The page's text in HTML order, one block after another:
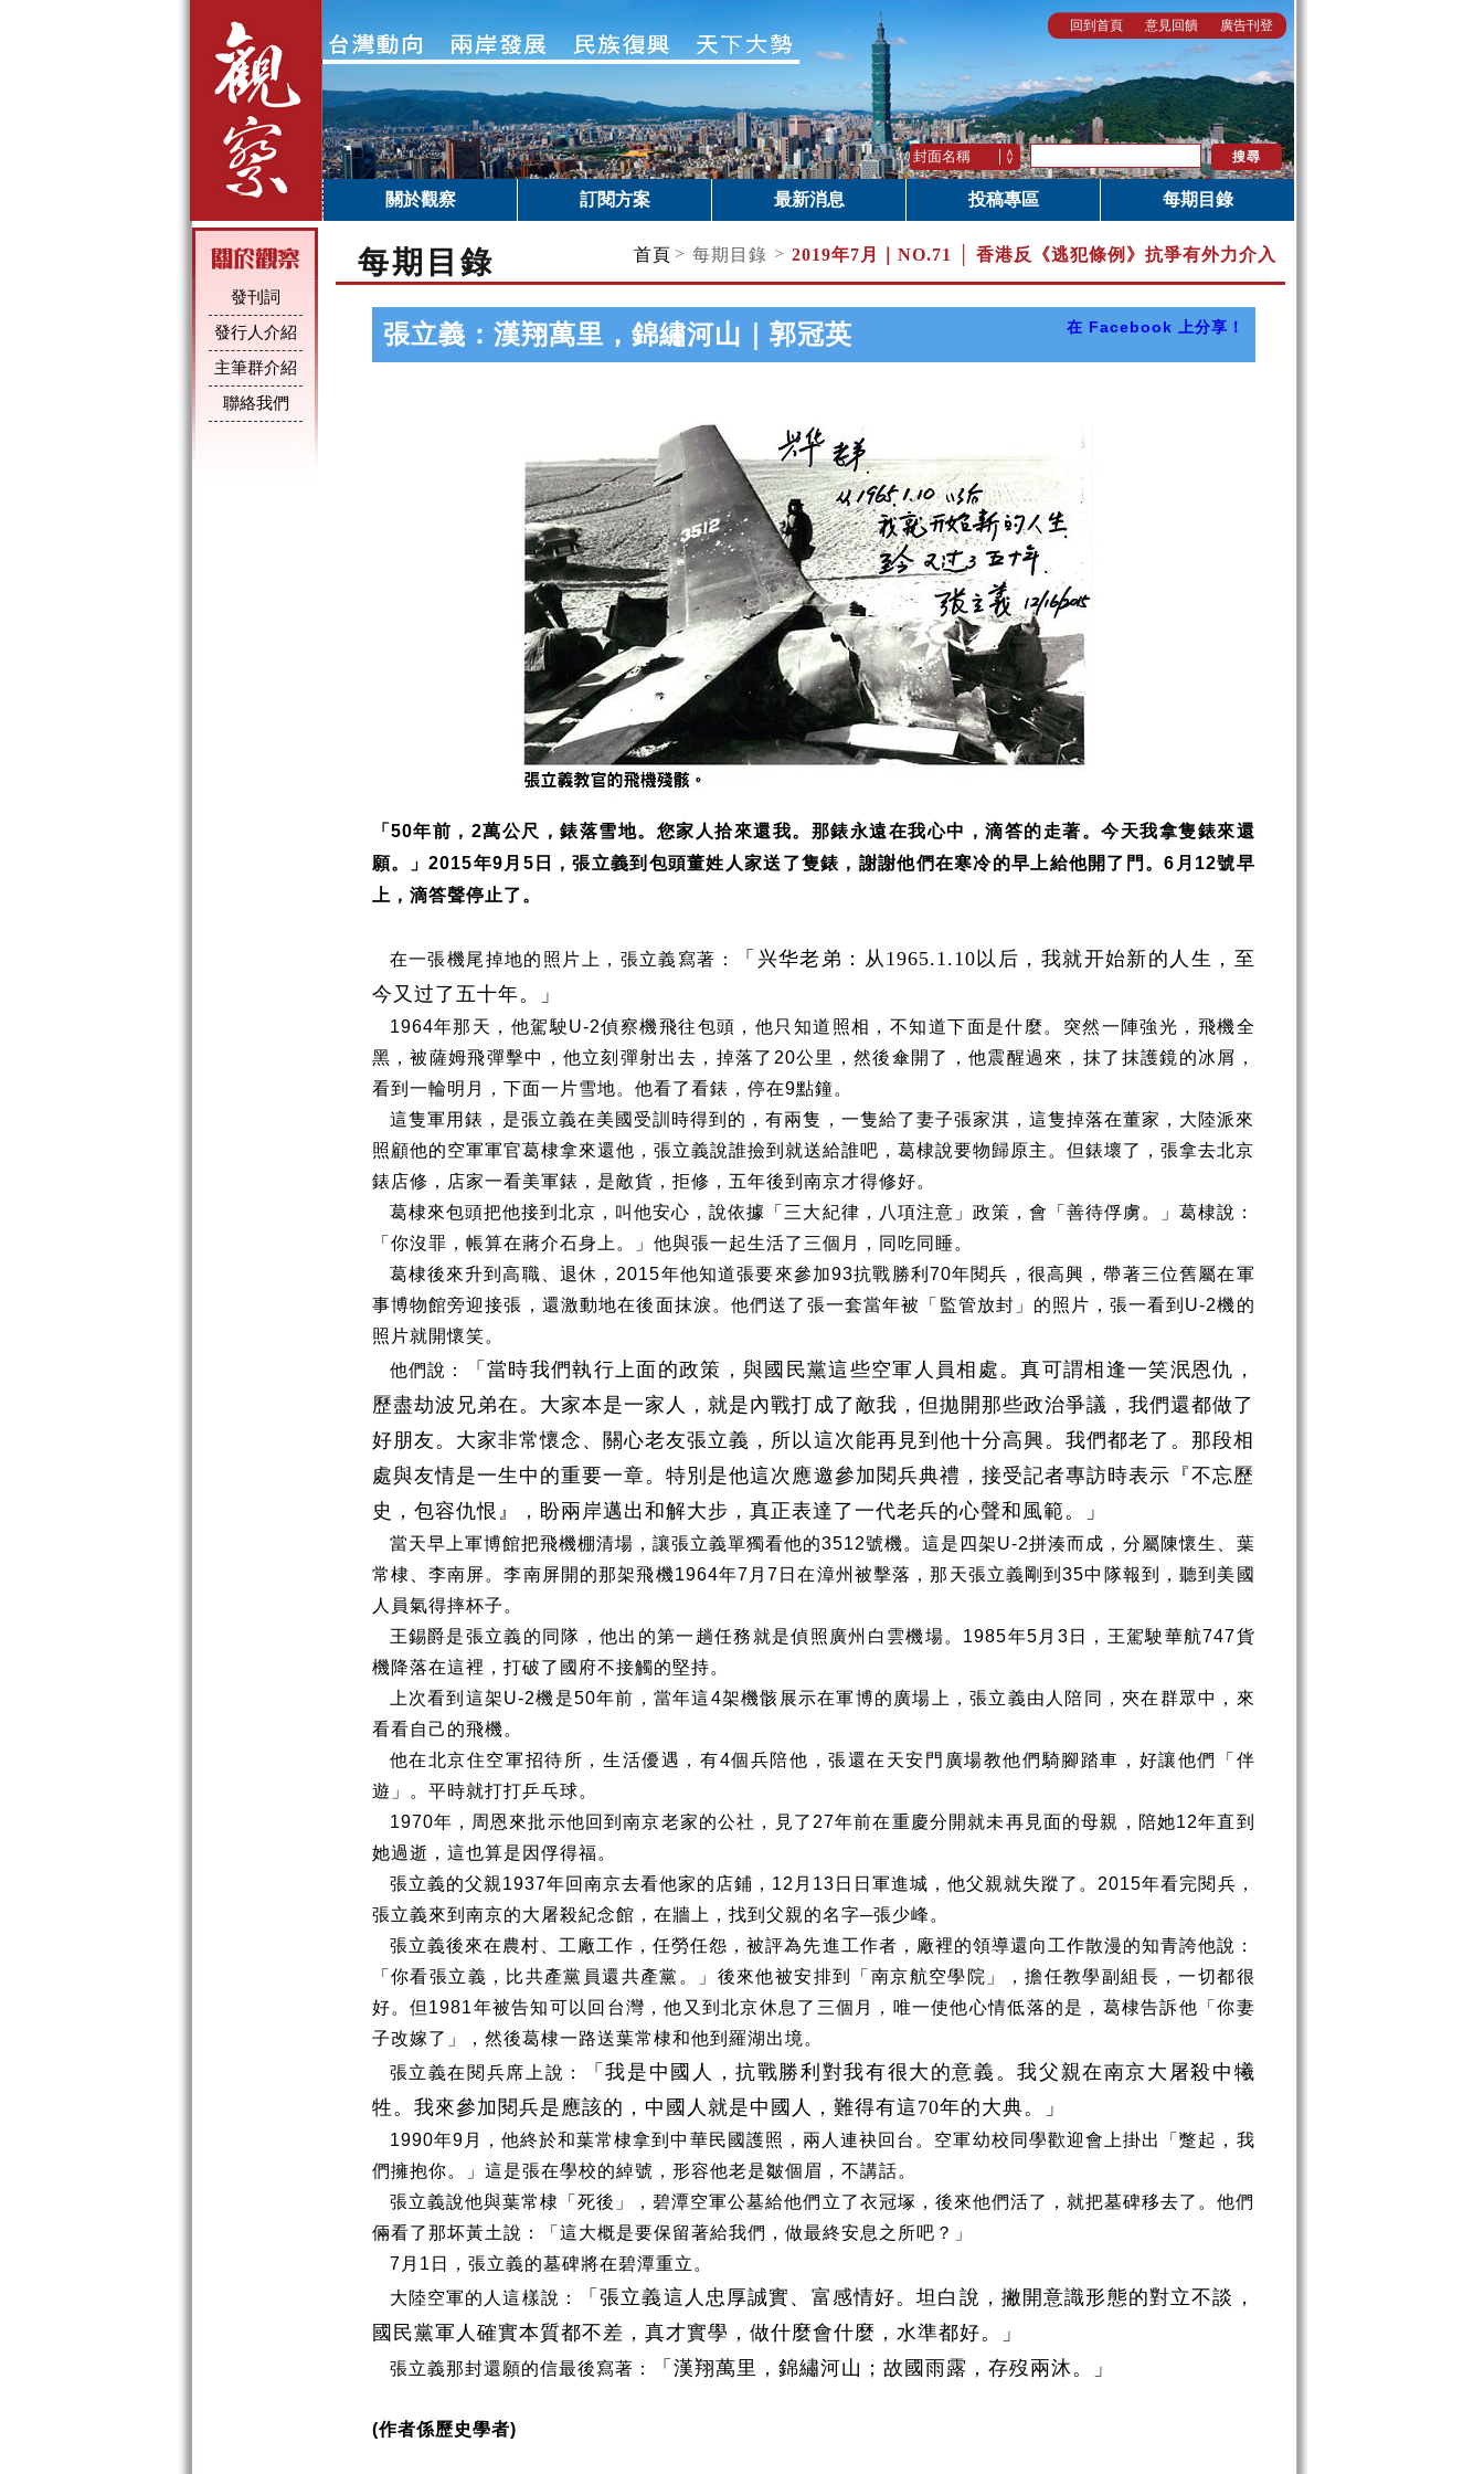
回到首頁 意見回饋 廣告刊登
關於觀察 訂閱方案 最新消息 投稿專區 每期目錄
發刊詞
發行人介紹
主筆群介紹
聯絡我們
每期目錄 首頁 > 每期目錄 > 2019年7月｜ NO.71 │ 香港反《逃犯條例》抗爭有外力介入
張立義：漢翔萬里，錦繡河山｜郭冠英 在 Facebook 上分享！
「50年前， 2萬公尺，錶落雪地。您家人拾來還我。那錶永遠在我心中，滴答的走著。今天我拿隻錶來還
願。」2015年9月 5日，張立義到包頭董姓人家送了隻錶，謝謝他們在寒冷的早上給他開了門。6 月 12號早
上，滴答聲停止了。
在一張機尾掉地的照片上，張立義寫著：
「兴华老弟：从1965.1.10以后，我就开始新的人生，至
今又过了五十年。」
1964年那天，他駕駛U-2偵察機飛往包頭，他只知道照相，不知道下面是什麼。突然一陣強光，飛機全
黑，被薩姆飛彈擊中，他立刻彈射出去，掉落了 20公里，然後傘開了，他震醒過來，抹了抹護鏡的冰屑，
看到一輪明月，下面一片雪地。他看了看錶，停在9點鐘。
這隻軍用錶，是張立義在美國受訓時得到的，有兩隻，一隻給了妻子張家淇，這隻掉落在董家，大陸派來
照顧他的空軍軍官葛棣拿來還他，張立義說誰撿到就送給誰吧，葛棣說要物歸原主。但錶壞了，張拿去北京
錶店修，店家一看美軍錶，是敵貨，拒修，五年後到南京才得修好。
葛棣來包頭把他接到北京，叫他安心，說依據「三大紀律，八項注意」政策，會「善待俘虜。」葛棣說：
「你沒罪，帳算在蔣介石身上。」他與張一起生活了三個月，同吃同睡。
葛棣後來升到高職、退休， 2015年他知道張要來參加93抗戰勝利 70年閱兵，很高興，帶著三位舊屬在軍
事博物館旁迎接張，還激動地在後面抹淚。他們送了張一套當年被「監管放封」的照片，張一看到 U-2機的
照片就開懷笑。
他們說：
「當時我們執行上面的政策，與國民黨這些空軍人員相處。真可謂相逢一笑泯恩仇，
歷盡劫波兄弟在。大家本是一家人，就是內戰打成了敵我，但拋開那些政治爭議，我們還都做了
好朋友。大家非常懷念、關心老友張立義，所以這次能再見到他十分高興。我們都老了。那段相
處與友情是一生中的重要一章。特別是他這次應邀參加閱兵典禮，接受記者專訪時表示『不忘歷
史，包容仇恨』，盼兩岸邁出和解大步，真正表達了一代老兵的心聲和風範。」
當天早上軍博館把飛機棚清場，讓張立義單獨看他的3512號機。這是四架U-2拼湊而成，分屬陳懷生、葉
常棣、李南屏。李南屏開的那架飛機1964年7 月7 日在漳州被擊落，那天張立義剛到35中隊報到，聽到美國
人員氣得摔杯子。
王錫爵是張立義的同隊，他出的第一趟任務就是偵照廣州白雲機場。 1985年5 月 3 日，王駕駛華航747貨
機降落在這裡，打破了國府不接觸的堅持。
上次看到這架U-2機是50年前，當年這4架機骸展示在軍博的廣場上，張立義由人陪同，夾在群眾中，來
看看自己的飛機。
他在北京住空軍招待所，生活優遇，有4個兵陪他，張還在天安門廣場教他們騎腳踏車，好讓他們「伴
遊」。平時就打打乒乓球。
1970年，周恩來批示他回到南京老家的公社，見了 27年前在重慶分開就未再見面的母親，陪她12年直到
她過逝，這也算是因俘得福。
張立義的父親1937年回南京去看他家的店鋪， 12 月 13 日日軍進城，他父親就失蹤了。 2015年看完閱兵，
張立義來到南京的大屠殺紀念館，在牆上，找到父親的名字─張少峰。
張立義後來在農村、工廠工作，任勞任怨，被評為先進工作者，廠裡的領導還向工作散漫的知青誇他說：
「你看張立義，比共產黨員還共產黨。」後來他被安排到「南京航空學院」，擔任教學副組長，一切都很
好。但 1981年被告知可以回台灣，他又到北京休息了三個月，唯一使他心情低落的是，葛棣告訴他「你妻
子改嫁了」，然後葛棣一路送葉常棣和他到羅湖出境。
張立義在閱兵席上說：
「我是中國人，抗戰勝利對我有很大的意義。我父親在南京大屠殺中犧
牲。我來參加閱兵是應該的，中國人就是中國人，難得有這70年的大典。」
1990年9 月，他終於和葉常棣拿到中華民國護照，兩人連袂回台。空軍幼校同學歡迎會上掛出「蹩起，我
們擁抱你。」這是張在學校的綽號，形容他老是皺個眉，不講話。
張立義說他與葉常棣「死後」，碧潭空軍公墓給他們立了衣冠塚，後來他們活了，就把墓碑移去了。他們
倆看了那坏黃土說：「這大概是要保留著給我們，做最終安息之所吧？」
7 月 1 日，張立義的墓碑將在碧潭重立。
大陸空軍的人這樣說：
「張立義這人忠厚誠實、富感情好。坦白說，撇開意識形態的對立不談，
國民黨軍人確實本質都不差，真才實學，做什麼會什麼，水準都好。」
張立義那封還願的信最後寫著： 「漢翔萬里，錦繡河山；故國雨露，存歿兩沐。」
(作者係歷史學者)